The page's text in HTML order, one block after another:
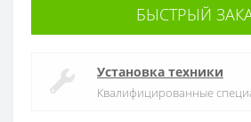
БЫСТРЫЙ
Установка техники
Квалифицированные